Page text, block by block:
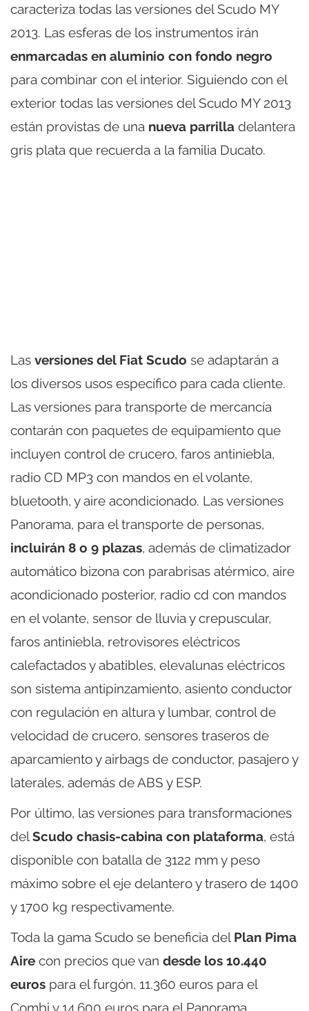
caracteriza todas las versiones del Scudo MY
2013. Las esferas de los instrumentos irán
enmarcadas en aluminio con fondo negro
para combinar con el interior. Siguiendo con el
exterior todas las versiones del Scudo MY 2013
están provistas de una nueva parrilla delantera
gris plata que recuerda a la familia Ducato.
Las versiones del Fiat Scudo se adaptarán a
los diversos usos específico para cada cliente.
Las versiones para transporte de mercancía
contarán con paquetes de equipamiento que
incluyen control de crucero, faros antiniebla,
radio CD MP3 con mandos en el volante,
bluetooth, y aire acondicionado. Las versiones
Panorama, para el transporte de personas,
incluirán 8 o 9 plazas, además de climatizador
automático bizona con parabrisas atérmico, aire
acondicionado posterior, radio cd con mandos
en el volante, sensor de lluvia y crepuscular,
faros antiniebla, retrovisores eléctricos
calefactados y abatibles, elevalunas eléctricos
son sistema antipinzamiento, asiento conductor
con regulación en altura y lumbar, control de
velocidad de crucero, sensores traseros de
aparcamiento y airbags de conductor, pasajero y
laterales, además de ABS y ESP.
Por último, las versiones para transformaciones
delScudo chasis-cabina con plataforma, está
disponible con batalla de 3122 mm y peso
máximo sobre el eje delantero y trasero de 1400
y 1700 kg respectivamente.
Toda la gama Scudo se beneficia del Plan Pima
Aire con precios que van desde los 10.440
euros para el furgón, 11.360 euros para el
Combi y 14.600 euros para el Panorama.